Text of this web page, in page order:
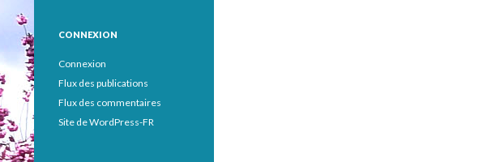
CONNEXION
Connexion
Flux des publications
Flux des commentaires
Site de WordPress-FR